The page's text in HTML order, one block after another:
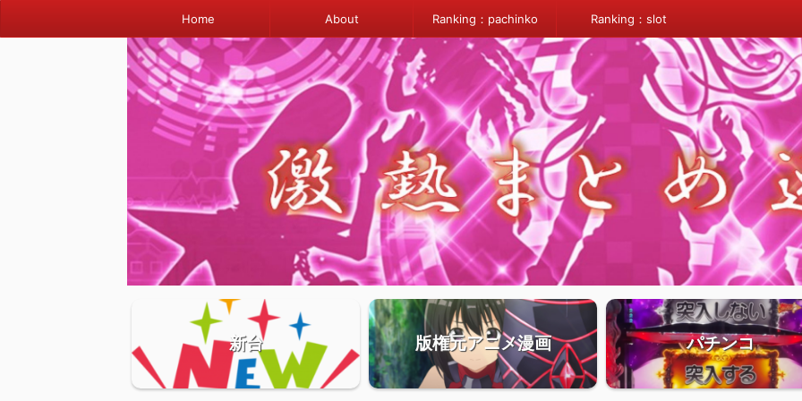
Home About Ranking：pachinko Ranking：slot
新台 版権元アニメ漫画 パチンコ